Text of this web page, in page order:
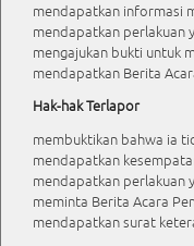
mendapatkan informasi
mendapatkan perlakuan
mengajukan bukti untuk
mendapatkan Berita
Hak-hak Terlapor
membuktikan bahwa ia
mendapatkan
mendapatkan perlakuan
meminta Berita Acara
mendapatkan surat